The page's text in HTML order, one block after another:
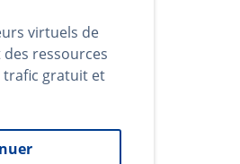
virtuels de
ressources
trafic gratuit et